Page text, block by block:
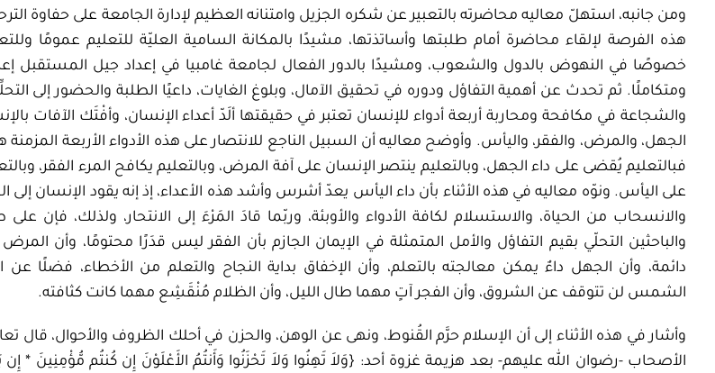
ومن جانبه، استهلّ معاليه محاضرته بالتعبير عن شكره الجزيل وامتنانه العظيم لإدارة الجامعة على حفاوة
هذه الفرصة لإلقاء محاضرة أمام طلبتها وأساتذتها، مشيدًا بالمكانة السامية العليّة للتعليم عمومًا
خصوصًا في النهوض بالدول والشعوب، ومشيدًا بالدور الفعال لجامعة غامبيا في إعداد جيل المستقبل
ومتكاملًا. ثم تحدث عن أهمية التفاؤل ودوره في تحقيق الآمال، وبلوغ الغايات، داعيًا الطلبة والحضور إلى
والشجاعة في مكافحة ومحاربة أربعة أدواء للإنسان تعتبر في حقيقتها ألَدّ أعداء الإنسان، وأفْتَك الآفات
الجهل، والمرض، والفقر، واليأس. وأوضح معاليه أن السبيل الناجع للانتصار على هذه الأدواء الأربعة المزمنة
فبالتعليم يُقضى على داء الجهل، وبالتعليم ينتصر الإنسان على آفة المرض، وبالتعليم يكافح المرء الفقر،
على اليأس. ونوّه معاليه في هذه الأثناء بأن داء اليأس يعدّ أشرس وأشد هذه الأعداء، إذ إنه يقود الإنسان إلى
والانسحاب من الحياة، والاستسلام لكافة الأدواء والأوبئة، وربّما قادَ المَرْءَ إلى الانتحار، ولذلك، فإن على
والباحثين التحلّي بقيم التفاؤل والأمل المتمثلة في الإيمان الجازم بأن الفقر ليس قدَرًا محتومًا، وأن
دائمة، وأن الجهل داءٌ يمكن معالجته بالتعلم، وأن الإخفاق بداية النجاح والتعلم من الأخطاء، فضلًا عن
الشمس لن تتوقف عن الشروق، وأن الفجر آتٍ مهما طال الليل، وأن الظلام مُنْقَشِع مهما كانت كثافته.
وأشار في هذه الأثناء إلى أن الإسلام حرَّم القُنوط، ونهى عن الوهن، والحزن في أحلك الظروف والأحوال، قال
الأصحاب -رضوان الله عليهم- بعد هزيمة غزوة أحد: {وَلاَ تَهِنُوا وَلاَ تَحْزَنُوا وَأَنتُمُ الأَعْلَوْنَ إِن كُنتُم مُّؤْمِنِينَ